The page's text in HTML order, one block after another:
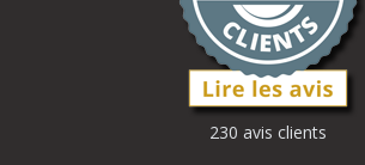
230 avis clients